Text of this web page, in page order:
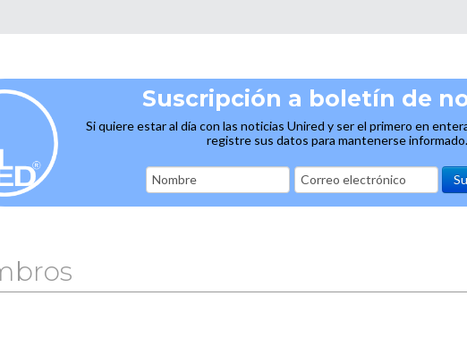
Suscripción a boletín de
Si quiere estar al día con las noticias Unired y ser el primero en
registre sus datos para mantenerse informado.